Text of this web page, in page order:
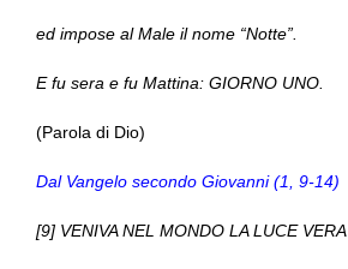
ed impose al Male il nome “Notte”.
E fu sera e fu Mattina: GIORNO UNO.
(Parola di Dio)
Dal Vangelo secondo Giovanni (1, 9-14)
[9] VENIVA NEL MONDO LA LUCE VERA